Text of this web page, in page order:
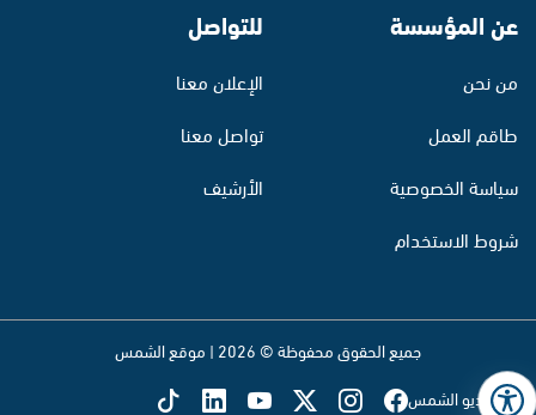
عن المؤسسة
من نحن
طاقم العمل
سياسة الخصوصية
شروط الاستخدام
للتواصل
الإعلان معنا
تواصل معنا
الأرشيف
جميع الحقوق محفوظة © 2026 | موقع الشمس
تابع راديو الشمس